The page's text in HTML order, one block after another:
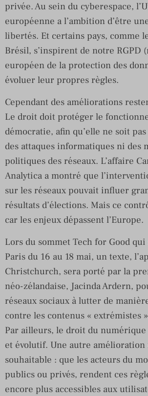
privée. Au sein du cyberespace,
européenne a l’ambition d’être
libertés. Et certains pays, comme
Brésil, s’inspirent de notre RGPD
européen de la protection des
évoluer leur propres règles.
Cependant des améliorations
Le droit doit protéger le
démocratie, afin qu’elle ne soit
des attaques informatiques ni des
politiques des réseaux. L’affaire
Analytica a montré que
sur les réseaux pouvait influer
résultats d’élections. Mais ce
car les enjeux dépassent l’Europe.
Lors du sommet Tech for Good
Paris du 16 au 18 mai, un texte,
Christchurch, sera porté par la
néo-zélandaise, Jacinda Ardern,
réseaux sociaux à lutter de
contre les contenus « extrémistes
Par ailleurs, le droit du numérique
et évolutif. Une autre amélioration
souhaitable : que les acteurs du
publics ou privés, rendent ces
encore plus accessibles aux